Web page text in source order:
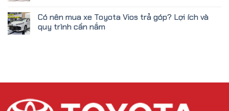
Có nên mua xe Toyota Vios trả góp? Lợi ích và
quy trình cần nắm